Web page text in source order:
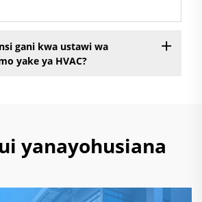
gani kwa ustawi wa
yake ya HVAC?
yanayohusiana